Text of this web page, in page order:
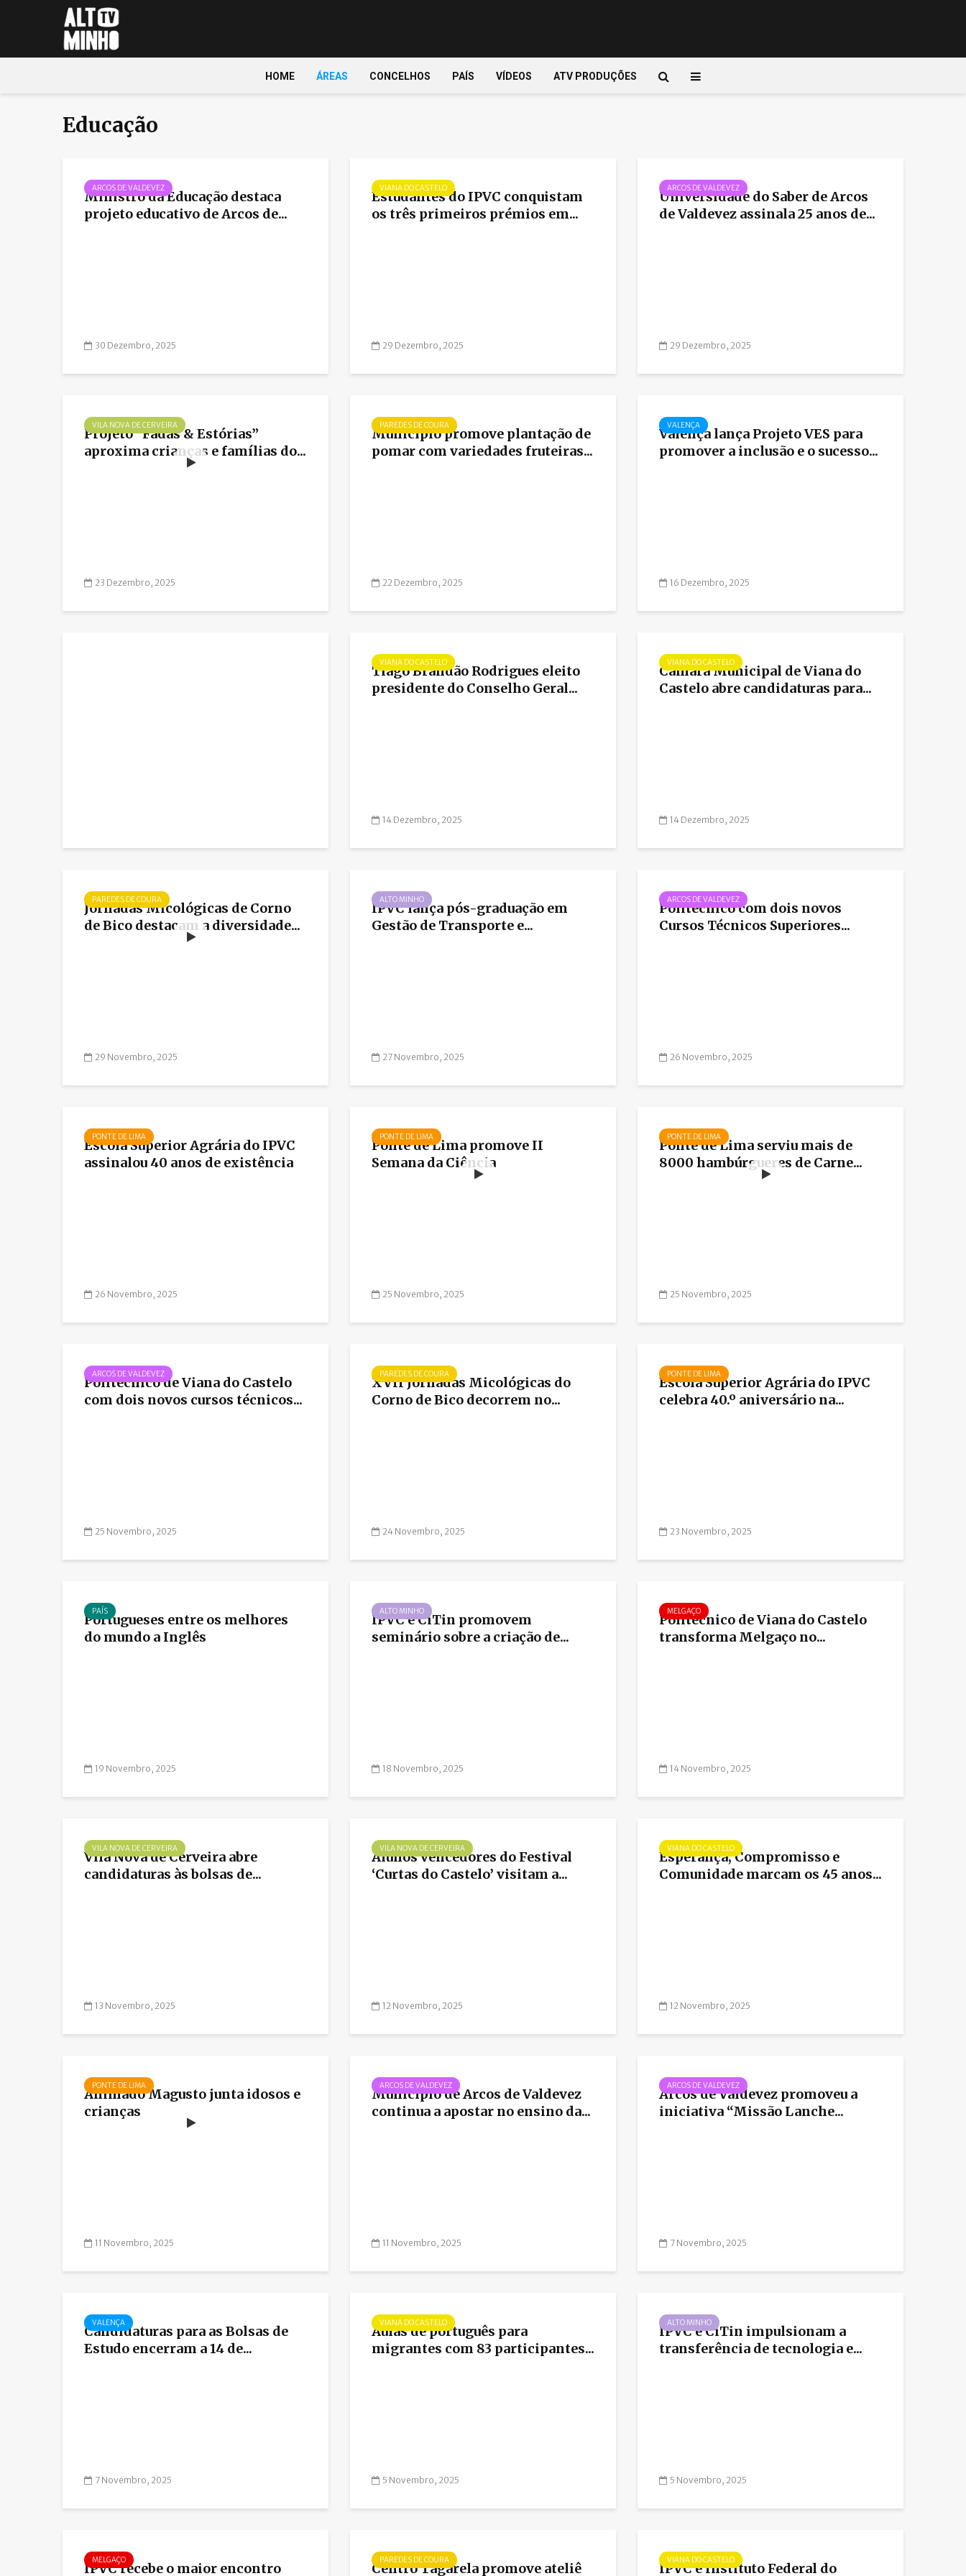
HOME ÁREAS CONCELHOS PAÍS VÍDEOS ATV PRODUÇÕES
Educação
ARCOS DE VALDEVEZ
Ministro da Educação destaca
projeto educativo de Arcos de...
30 Dezembro, 2025
VIANA DO CASTELO
Estudantes do IPVC conquistam
os três primeiros prémios em...
29 Dezembro, 2025
ARCOS DE VALDEVEZ
Universidade do Saber de Arcos
de Valdevez assinala 25 anos de...
29 Dezembro, 2025
VILA NOVA DE CERVEIRA
Projeto “Fadas & Estórias”
aproxima crianças e famílias do...
23 Dezembro, 2025
PAREDES DE COURA
Município promove plantação de
pomar com variedades fruteiras...
22 Dezembro, 2025
VALENÇA
Valença lança Projeto VES para
promover a inclusão e o sucesso...
16 Dezembro, 2025
VIANA DO CASTELO
Tiago Brandão Rodrigues eleito
presidente do Conselho Geral...
14 Dezembro, 2025
VIANA DO CASTELO
Câmara Municipal de Viana do
Castelo abre candidaturas para...
14 Dezembro, 2025
PAREDES DE COURA
Jornadas Micológicas de Corno
de Bico destacam a diversidade...
29 Novembro, 2025
ALTO MINHO
IPVC lança pós-graduação em
Gestão de Transporte e...
27 Novembro, 2025
ARCOS DE VALDEVEZ
Politécnico com dois novos
Cursos Técnicos Superiores...
26 Novembro, 2025
PONTE DE LIMA
Escola Superior Agrária do IPVC
assinalou 40 anos de existência
26 Novembro, 2025
PONTE DE LIMA
Ponte de Lima promove II
Semana da Ciência
25 Novembro, 2025
PONTE DE LIMA
Ponte de Lima serviu mais de
8000 hambúrgueres de Carne...
25 Novembro, 2025
ARCOS DE VALDEVEZ
Politécnico de Viana do Castelo
com dois novos cursos técnicos...
25 Novembro, 2025
PAREDES DE COURA
XVII Jornadas Micológicas do
Corno de Bico decorrem no...
24 Novembro, 2025
PONTE DE LIMA
Escola Superior Agrária do IPVC
celebra 40.º aniversário na...
23 Novembro, 2025
PAÍS
Portugueses entre os melhores
do mundo a Inglês
19 Novembro, 2025
ALTO MINHO
IPVC e CiTin promovem
seminário sobre a criação de...
18 Novembro, 2025
MELGAÇO
Politécnico de Viana do Castelo
transforma Melgaço no...
14 Novembro, 2025
VILA NOVA DE CERVEIRA
Vila Nova de Cerveira abre
candidaturas às bolsas de...
13 Novembro, 2025
VILA NOVA DE CERVEIRA
Alunos vencedores do Festival
‘Curtas do Castelo’ visitam a...
12 Novembro, 2025
VIANA DO CASTELO
Esperança, Compromisso e
Comunidade marcam os 45 anos...
12 Novembro, 2025
PONTE DE LIMA
Animado Magusto junta idosos e
crianças
11 Novembro, 2025
ARCOS DE VALDEVEZ
Município de Arcos de Valdevez
continua a apostar no ensino da...
11 Novembro, 2025
ARCOS DE VALDEVEZ
Arcos de Valdevez promoveu a
iniciativa “Missão Lanche...
7 Novembro, 2025
VALENÇA
Candidaturas para as Bolsas de
Estudo encerram a 14 de...
7 Novembro, 2025
VIANA DO CASTELO
Aulas de português para
migrantes com 83 participantes...
5 Novembro, 2025
ALTO MINHO
IPVC e CiTin impulsionam a
transferência de tecnologia e...
5 Novembro, 2025
MELGAÇO
IPVC recebe o maior encontro
PAREDES DE COURA
Centro Tagarela promove ateliê
VIANA DO CASTELO
IPVC e Instituto Federal do